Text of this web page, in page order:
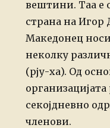
вештини. Таа е
страна на Игор
Македонец
неколку
(рју-ха). Од
секојдневно
членови.